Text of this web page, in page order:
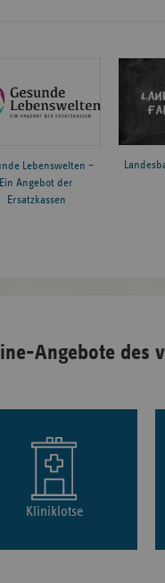
Lebenswelten –
Ein Angebot der
Ersatzkassen
Angebote des
Kliniklotse